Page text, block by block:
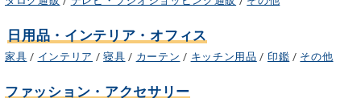
日用品・インテリア・オフィス
家具 / インテリア /寝具 / カーテン / キッチン用品 / 印鑑 / その他
ファッション・アクセサリー